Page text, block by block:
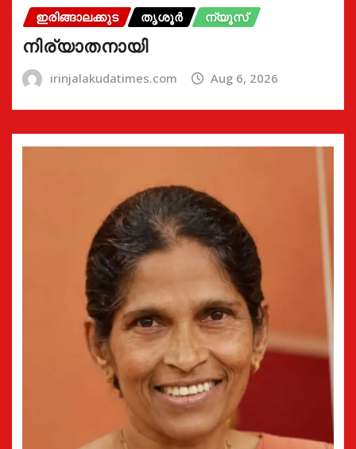
ഇരിങ്ങാലക്കുട തൃശൂർ ന്യൂസ്
നിര്യാതനായി
irinjalakudatimes.com Aug 6, 2026